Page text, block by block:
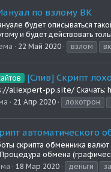
по взлому ВК
будет описываться
и будет действовать
22 Май 2020 взлом
[Слив] Скрипт
aliexpert-pp.site/ Скачать:
21 Апр 2020 лохотрон
автоматического
скрипта обменника
обмена
18 Мар 2020 деньги